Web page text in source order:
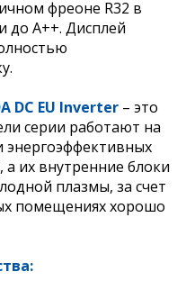
фреоне R32 в
до А++. Дисплей
DC EU Inverter – это
серии работают на
их внутренние блоки
плазмы, за счет
помещениях хорошо